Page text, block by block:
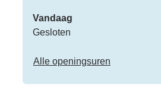
Vandaag
Gesloten
Alle openingsuren